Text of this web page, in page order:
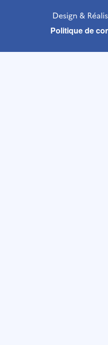
Design &
Politique de